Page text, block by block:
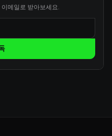
메일로 받아보세요.